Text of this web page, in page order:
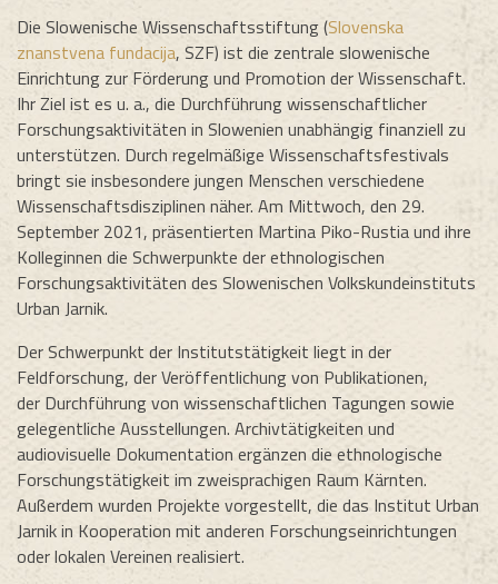
Die Slowenische Wissenschaftsstiftung (Slovenska
znanstvena fundacija, SZF) ist die zentrale slowenische
Einrichtung zur Förderung und Promotion der Wissenschaft.
Ihr Ziel ist es u. a., die Durchführung wissenschaftlicher
Forschungsaktivitäten in Slowenien unabhängig finanziell zu
unterstützen. Durch regelmäßige Wissenschaftsfestivals
bringt sie insbesondere jungen Menschen verschiedene
Wissenschaftsdisziplinen näher. Am Mittwoch, den 29.
September 2021, präsentierten Martina Piko-Rustia und ihre
Kolleginnen die Schwerpunkte der ethnologischen
Forschungsaktivitäten des Slowenischen Volkskundeinstituts
Urban Jarnik.
Der Schwerpunkt der Institutstätigkeit liegt in der
Feldforschung, der Veröffentlichung von Publikationen,
der Durchführung von wissenschaftlichen Tagungen sowie
gelegentliche Ausstellungen. Archivtätigkeiten und
audiovisuelle Dokumentation ergänzen die ethnologische
Forschungstätigkeit im zweisprachigen Raum Kärnten.
Außerdem wurden Projekte vorgestellt, die das Institut Urban
Jarnik in Kooperation mit anderen Forschungseinrichtungen
oder lokalen Vereinen realisiert.